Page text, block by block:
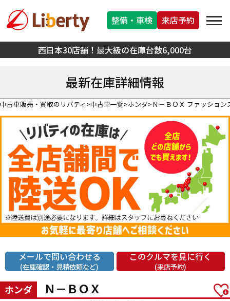
西日本30店舗！最大級の在庫台数6,000台
整備・車検 来店予約
最新在庫詳細情報
中古車販売・買取のリバティ 中古車一覧 ホンダ Ｎ－ＢＯＸ ファッション
メールで問い合わせる
(在庫確認・見積依頼など)
このクルマを見に行く
(来店予約)
ホンダ Ｎ－ＢＯＸ